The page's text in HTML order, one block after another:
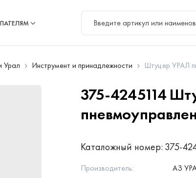
Урал Инструмент и принадлежности Штуцер УРАЛ
375-4245114
Каталожный номер: 375-
Производитель:
АЗ